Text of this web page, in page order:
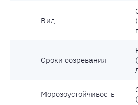
Вид
Сроки созревания
Морозоустойчивость